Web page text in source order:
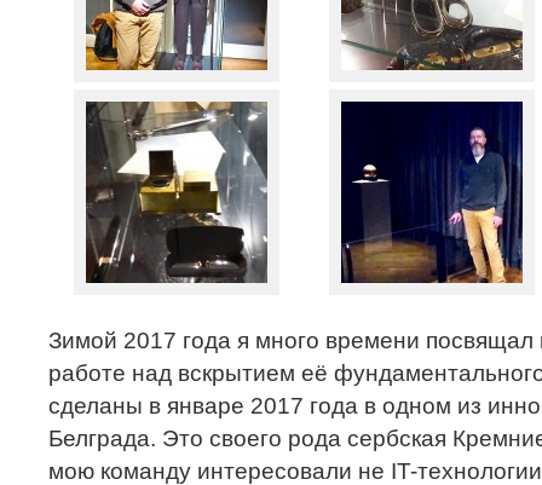
Зимой 2017 года я много времени
работе над вскрытием её
сделаны в январе 2017 года в одном из
Белграда. Это своего рода сербская
мою команду интересовали не IT-